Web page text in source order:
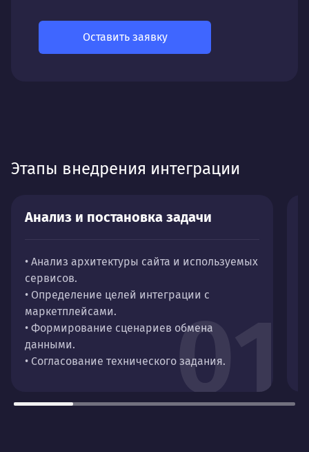
Оставить заявку
Этапы внедрения интеграции
01
Анализ и постановка задачи
• Анализ архитектуры сайта и используемых
сервисов.
• Определение целей интеграции с
маркетплейсами.
• Формирование сценариев обмена
данными.
• Согласование технического задания.